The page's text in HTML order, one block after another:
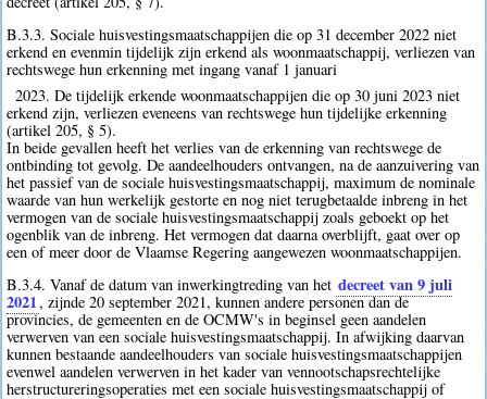
B.3.3. Sociale huisvestingsmaatschappijen die op 31 december 2022 niet
erkend en evenmin tijdelijk zijn erkend als woonmaatschappij, verliezen van
rechtswege hun erkenning met ingang vanaf 1 januari
2023. De tijdelijk erkende woonmaatschappijen die op 30 juni 2023 niet
erkend zijn, verliezen eveneens van rechtswege hun tijdelijke erkenning
(artikel 205, § 5).
In beide gevallen heeft het verlies van de erkenning van rechtswege de
ontbinding tot gevolg. De aandeelhouders ontvangen, na de aanzuivering van
het passief van de sociale huisvestingsmaatschappij, maximum de nominale
waarde van hun werkelijk gestorte en nog niet terugbetaalde inbreng in het
vermogen van de sociale huisvestingsmaatschappij zoals geboekt op het
ogenblik van de inbreng. Het vermogen dat daarna overblijft, gaat over op
een of meer door de Vlaamse Regering aangewezen woonmaatschappijen.
B.3.4. Vanaf de datum van inwerkingtreding van het decreet van 9 juli
2021, zijnde 20 september 2021, kunnen andere personen dan de
provincies, de gemeenten en de OCMW's in beginsel geen aandelen
verwerven van een sociale huisvestingsmaatschappij. In afwijking daarvan
kunnen bestaande aandeelhouders van sociale huisvestingsmaatschappijen
evenwel aandelen verwerven in het kader van vennootschapsrechtelijke
herstructureringsoperaties met een sociale huisvestingsmaatschappij of